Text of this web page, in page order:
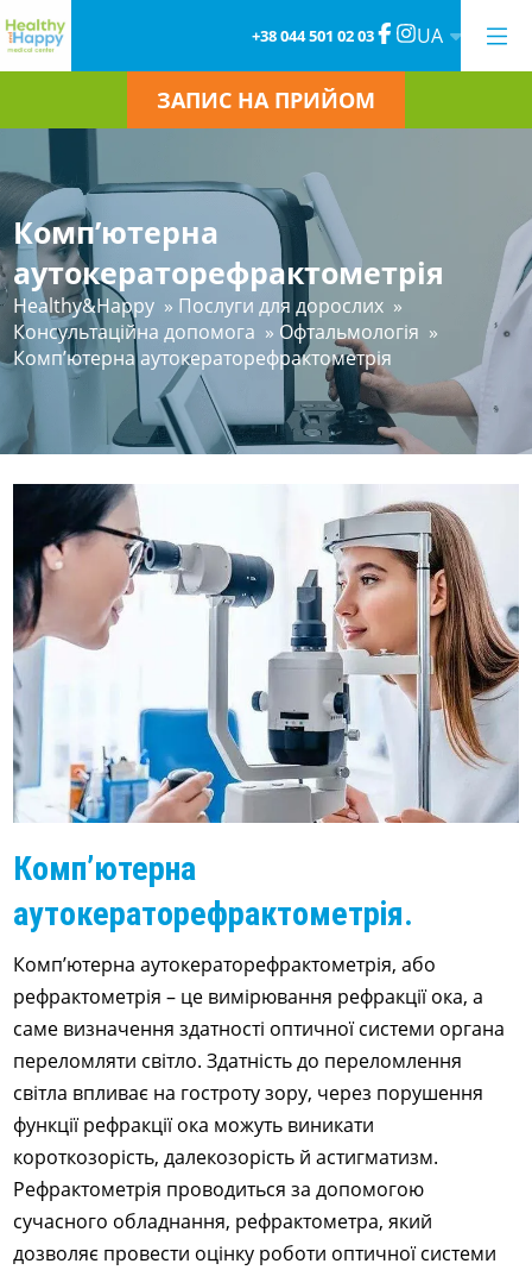
+38 044 501 02 03 UA
ЗАПИС НА ПРИЙОМ
Комп’ютерна
аутокераторефрактометрія
Healthy&Happy » Послуги для дорослих »
Консультаційна допомога » Офтальмологія »
Комп’ютерна аутокераторефрактометрія
Комп’ютерна
аутокераторефрактометрія.
Комп’ютерна аутокераторефрактометрія, або
рефрактометрія – це вимірювання рефракції ока, а
саме визначення здатності оптичної системи органа
переломляти світло. Здатність до переломлення
світла впливає на гостроту зору, через порушення
функції рефракції ока можуть виникати
короткозорість, далекозорість й астигматизм.
Рефрактометрія проводиться за допомогою
сучасного обладнання, рефрактометра, який
дозволяє провести оцінку роботи оптичної системи